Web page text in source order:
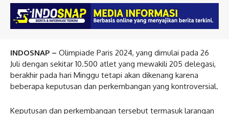
INDOSNAP – Olimpiade Paris 2024, yang dimulai pada 26
Juli dengan sekitar 10.500 atlet yang mewakili 205 delegasi,
berakhir pada hari Minggu tetapi akan dikenang karena
beberapa keputusan dan perkembangan yang kontroversial.
Keputusan dan perkembangan tersebut termasuk larangan